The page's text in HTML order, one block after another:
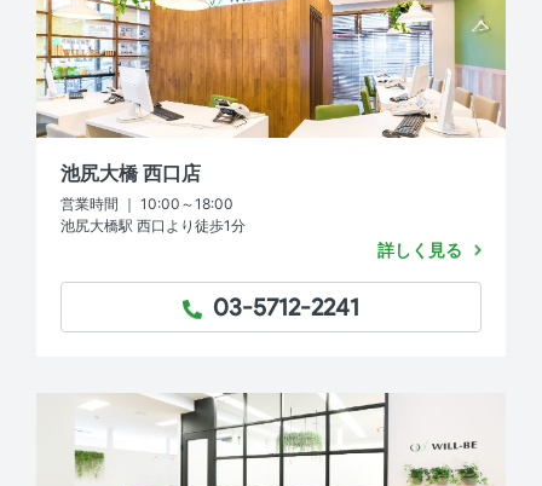
池尻大橋 西口店
営業時間 ｜ 10:00～18:00
池尻大橋駅 西口より徒歩1分
TEL：
03-5712-2241
詳しく見る